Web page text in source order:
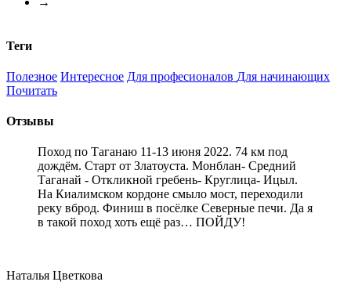
Теги
Полезное Интересное Для професионалов Для начинающих
Почитать
Отзывы
Поход по Таганаю 11-13 июня 2022. 74 км под
дождём. Старт от Златоуста. Монблан- Средний
Таганай - Откликной гребень- Круглица- Ицыл.
На Киалимском кордоне смыло мост, переходили
реку вброд. Финиш в посёлке Северные печи. Да я
в такой поход хоть ещё раз… ПОЙДУ!
Наталья Цветкова